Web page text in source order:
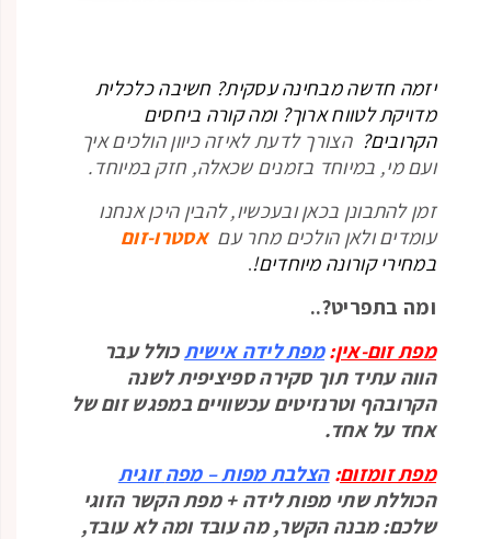
יזמה חדשה מבחינה עסקית? חשיבה כלכלית
מדויקת לטווח ארוך? ומה קורה ביחסים
הקרובים? הצורך לדעת לאיזה כיוון הולכים איך
ועם מי, במיוחד בזמנים שכאלה, חזק במיוחד.
זמן להתבונן בכאן ובעכשיו, להבין היכן אנחנו
עומדים ולאן הולכים מחר עםאסטרו-זום
במחירי קורונה מיוחדים!.
ומה בתפריט?..
מפת זום-אין:מפת לידה אישיתכולל עבר
הווה עתיד תוך סקירה ספיציפית לשנה
הקרובהף וטרנזיטים עכשוויים במפגש זום של
אחד על אחד.
מפת זומזום:הצלבת מפות – מפהזוגית
הכוללת שתי מפות לידה + מפת הקשר הזוגי
שלכם: מבנה הקשר, מה עובד ומה לא עובד,